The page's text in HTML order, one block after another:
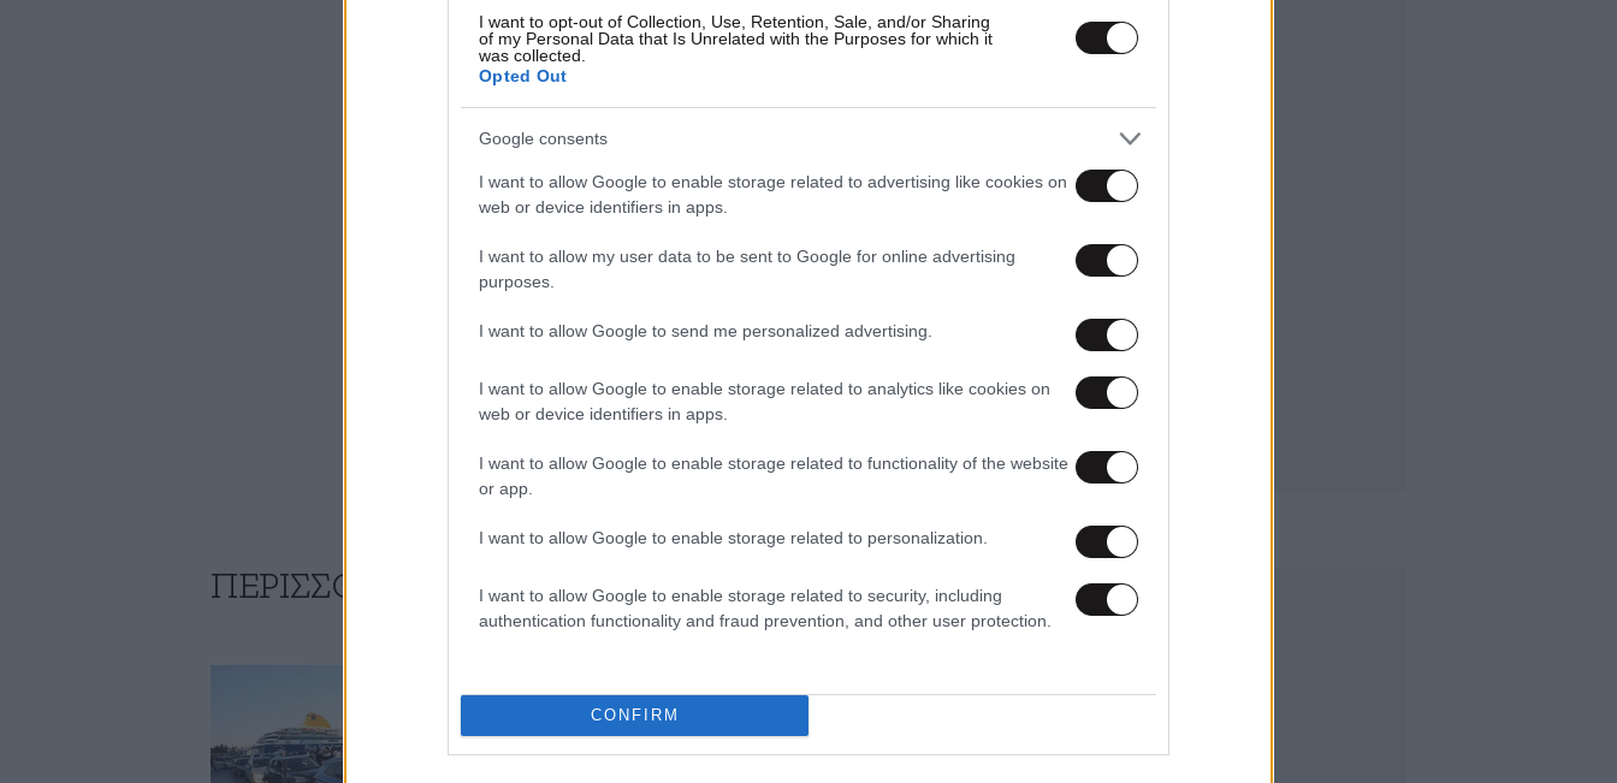
I want to opt-out of Collection, Use, Retention, Sale, and/or Sharing
of my Personal Data that Is Unrelated with the Purposes for which it
was collected.
Opted Out
Google consents
I want to allow Google to enable storage related to advertising like cookies on
web or device identifiers in apps.
I want to allow my user data to be sent to Google for online advertising
purposes.
I want to allow Google to send me personalized advertising.
I want to allow Google to enable storage related to analytics like cookies on
web or device identifiers in apps.
I want to allow Google to enable storage related to functionality of the website
or app.
I want to allow Google to enable storage related to personalization.
I want to allow Google to enable storage related to security, including
authentication functionality and fraud prevention, and other user protection.
CONFIRM
ΠΕΡΙΣΣΟΤΕΡΑ ΑΠΟ ΤΗΝ ΕΛΛΑΔΑ ΟΛΑ ΤΑ ΑΡΘΡΑ